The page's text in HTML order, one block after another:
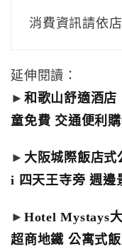
消費資訊請依
延伸閱讀：
► 和歌山舒適酒店
童免費 交通便利
► 大阪城際飯店
i 四天王寺旁 週邊
► Hotel Mystays
超商地鐵 公寓式